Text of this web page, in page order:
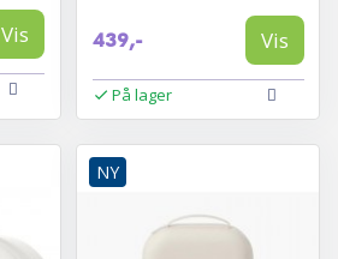
Vis 439,- Vis
På lager
NY